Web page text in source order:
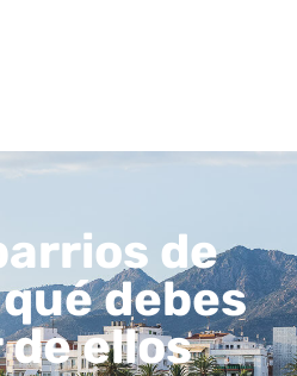
de
debes
ellos